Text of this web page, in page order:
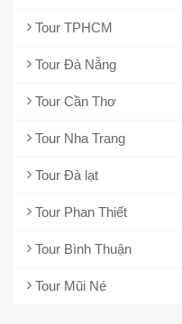
Tour TPHCM
Tour Đà Nẵng
Tour Cần Thơ
Tour Nha Trang
Tour Đà lạt
Tour Phan Thiết
Tour Bình Thuận
Tour Mũi Né